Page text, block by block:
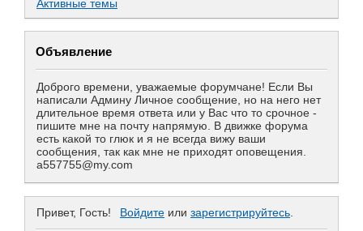
Активные темы
Объявление
Доброго времени, уважаемые форумчане! Если Вы
написали Админу Личное сообщение, но на него нет
длительное время ответа или у Вас что то срочное -
пишите мне на почту напрямую. В движке форума
есть какой то глюк и я не всегда вижу ваши
сообщения, так как мне не приходят оповещения.
a557755@my.com
Привет, Гость! Войдите или зарегистрируйтесь.